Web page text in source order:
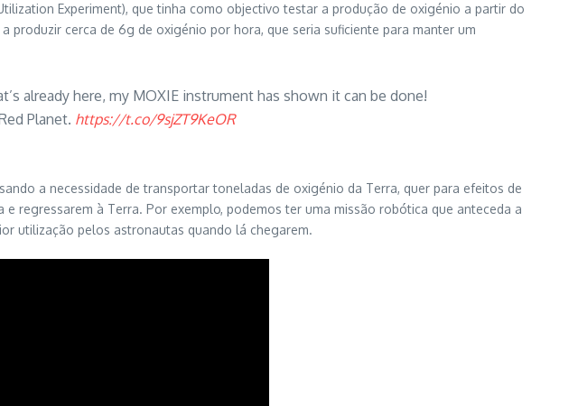
Experiment), que tinha como objectivo testar a produção de oxigénio a partir do
produzir cerca de 6g de oxigénio por hora, que seria suficiente para manter um
already here, my MOXIE instrument has shown it can be done!
Planet. https://t.co/9sjZT9KeOR
a necessidade de transportar toneladas de oxigénio da Terra, quer para efeitos de
regressarem à Terra. Por exemplo, podemos ter uma missão robótica que anteceda a
utilização pelos astronautas quando lá chegarem.